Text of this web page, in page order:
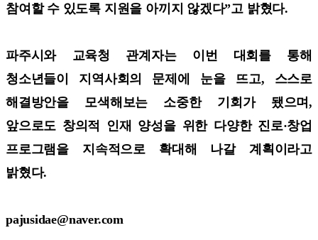
참여할 수 있도록 지원을 아끼지 않겠다”고 밝혔다.
파주시와 교육청 관계자는 이번 대회를 통해
청소년들이 지역사회의 문제에 눈을 뜨고, 스스로
해결방안을 모색해보는 소중한 기회가 됐으며,
앞으로도 창의적 인재 양성을 위한 다양한 진로·창업
프로그램을 지속적으로 확대해 나갈 계획이라고
밝혔다.
pajusidae@naver.com